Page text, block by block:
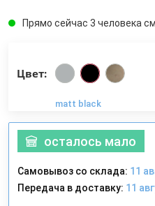
Прямо сейчас 3 человека
Цвет:
matt black
осталось мало
Самовывоз со склада: 11
Передача в доставку: 11